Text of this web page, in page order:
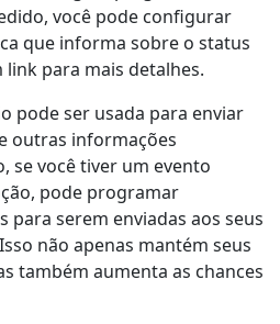
você pode configurar
que informa sobre o status
para mais detalhes.
pode ser usada para enviar
outras informações
se você tiver um evento
pode programar
para serem enviadas aos seus
não apenas mantém seus
também aumenta as chances